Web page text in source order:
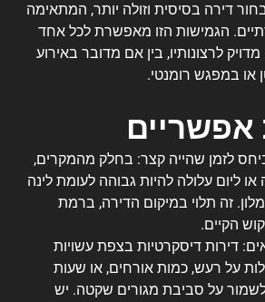
דירה בסיסית וזולה יותר, המתאימה
הגמישות הזו מאפשרת לכל אחד
לרצונותיו, בין אם מדובר באירוע
או במפגש רומנטי.
אפשריים
לזמן שהייה קצר: בחלק מהמקרים,
ליום עלולה להיות גבוהה לעומת לינה
זה תלוי במיקום הדירה, ברמת
הקיים.
דירות דיסקרטיות בצפת עשויות
על רעש, כמות אורחים, או שעות
לשמור על סביבת מגורים שקטה. יש